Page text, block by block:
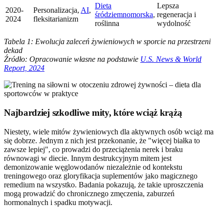
2020-
2024
Personalizacja, AI,
fleksitarianizm
Dieta
śródziemnomorska,
roślinna
Lepsza
regeneracja i
wydolność
Tabela 1: Ewolucja zaleceń żywieniowych w sporcie na przestrzeni
dekad
Źródło: Opracowanie własne na podstawie U.S. News & World
Report, 2024
Najbardziej szkodliwe mity, które wciąż krążą
Niestety, wiele mitów żywieniowych dla aktywnych osób wciąż ma
się dobrze. Jednym z nich jest przekonanie, że "więcej białka to
zawsze lepiej", co prowadzi do przeciążenia nerek i braku
równowagi w diecie. Innym destrukcyjnym mitem jest
demonizowanie węglowodanów niezależnie od kontekstu
treningowego oraz gloryfikacja suplementów jako magicznego
remedium na wszystko. Badania pokazują, że takie uproszczenia
mogą prowadzić do chronicznego zmęczenia, zaburzeń
hormonalnych i spadku motywacji.